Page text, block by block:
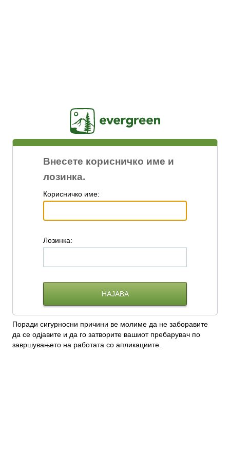
Внесете корисничко име и
лозинка.
Корисничко име:
Лозинка:
Поради сигурносни причини ве молиме да не заборавите
да се одјавите и да го затворите вашиот пребарувач по
завршувањето на работата со апликациите.